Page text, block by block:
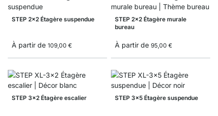
STEP 2x2 Étagère suspendue
À partir de 109,00 €
STEP 2x2 Étagère murale
bureau
À partir de 95,00 €
STEP 3x2 Étagère escalier STEP 3x5 Étagère suspendue